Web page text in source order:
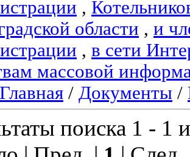
,
области , и
, в сети
массовой
Главная / Документы /
поиска 1 - 1